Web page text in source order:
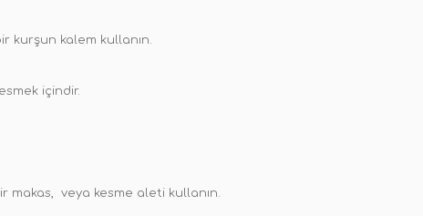
kurşun kalem kullanın.
içindir.
makas, veya kesme aleti kullanın.